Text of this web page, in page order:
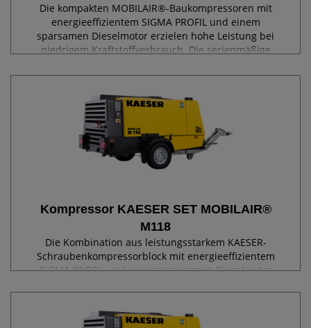
Die kompakten MOBILAIR®-Baukompressoren mit
energieeffizientem SIGMA PROFIL und einem
sparsamen Dieselmotor erzielen hohe Leistung bei
niedrigem Kraftstoffverbrauch. Die serienmäßige
Umweltzonen. Die...
Kompressor KAESER SET MOBILAIR®
M118
Die Kombination aus leistungsstarkem KAESER-
Schraubenkompressorblock mit energieeffizientem
SIGMA PROFIL und einem sparsamen Dieselmotor
Abgasnachbehandlung ist die...